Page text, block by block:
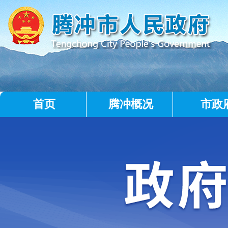
首页 腾冲概况 市政